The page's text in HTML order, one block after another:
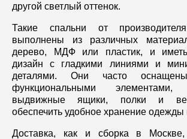
другой светлый оттенок.
Такие спальни от
выполнены из различных
дерево, МДФ или пластик, и
дизайн с гладкими линиями и
деталями. Они часто
функциональными
выдвижные ящики, полки и
обеспечить удобное хранение одежды
Доставка, как и сборка в Москве,